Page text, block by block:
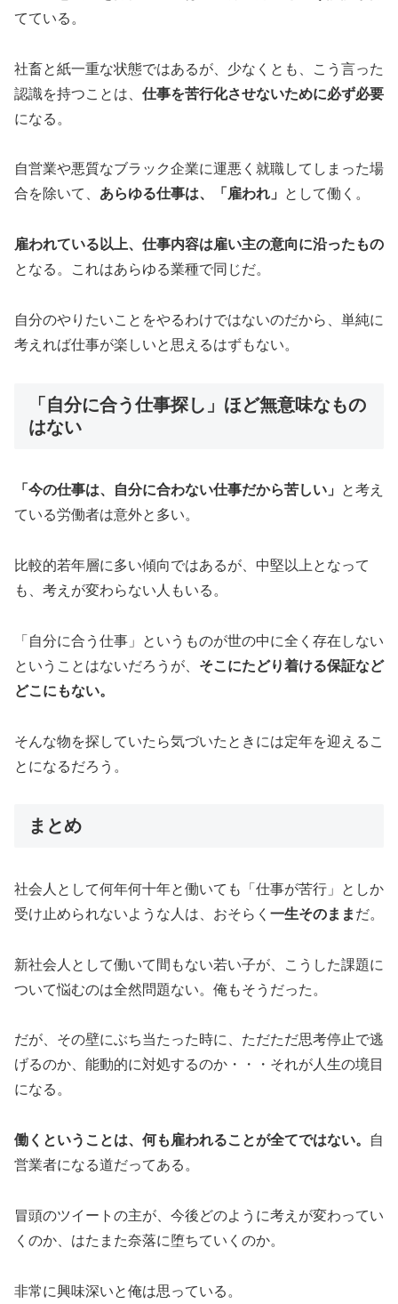
てている。
社畜と紙一重な状態ではあるが、少なくとも、こう言った
認識を持つことは、 仕事を苦行化させないために必ず必要
になる。
自営業や悪質なブラック企業に運悪く就職してしまった場
合を除いて、 あらゆる仕事は、「雇われ」 として働く。
雇われている以上、仕事内容は雇い主の意向に沿ったもの
となる。これはあらゆる業種で同じだ。
自分のやりたいことをやるわけではないのだから、単純に
考えれば仕事が楽しいと思えるはずもない。
「自分に合う仕事探し」ほど無意味なもの
はない
「今の仕事は、自分に合わない仕事だから苦しい」
と考え
ている労働者は意外と多い。
比較的若年層に多い傾向ではあるが、中堅以上となって
も、考えが変わらない人もいる。
「自分に合う仕事」というものが世の中に全く存在しない
ということはないだろうが、 そこにたどり着ける保証など
どこにもない。
そんな物を探していたら気づいたときには定年を迎えるこ
とになるだろう。
まとめ
社会人として何年何十年と働いても「仕事が苦行」としか
受け止められないような人は、おそらく 一生そのまま だ。
新社会人として働いて間もない若い子が、こうした課題に
ついて悩むのは全然問題ない。俺もそうだった。
だが、その壁にぶち当たった時に、ただただ思考停止で逃
げるのか、能動的に対処するのか・・・それが人生の境目
になる。
働くということは、何も雇われることが全てではない。
自
営業者になる道だってある。
冒頭のツイートの主が、今後どのように考えが変わってい
くのか、はたまた奈落に堕ちていくのか。
非常に興味深いと俺は思っている。